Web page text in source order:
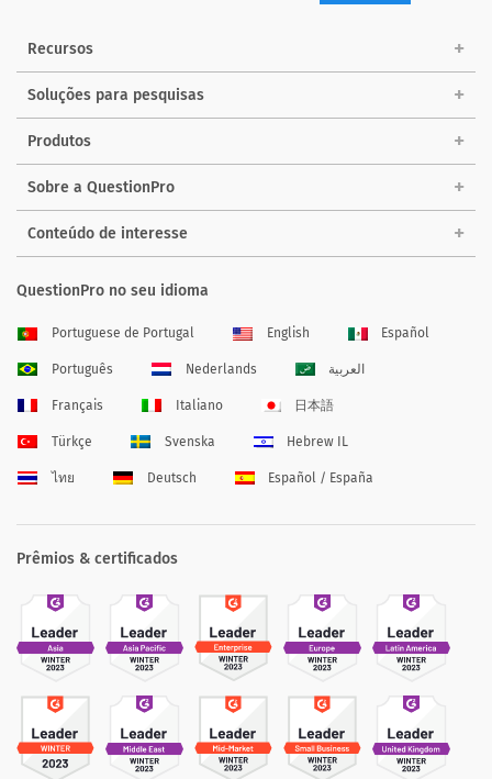
Recursos
Soluções para pesquisas
Produtos
Sobre a QuestionPro
Conteúdo de interesse
QuestionPro no seu idioma
Portuguese de Portugal English Español
Português Nederlands العربية
Français Italiano 日本語
Türkçe Svenska Hebrew IL
ไทย Deutsch Español / España
Prêmios & certificados